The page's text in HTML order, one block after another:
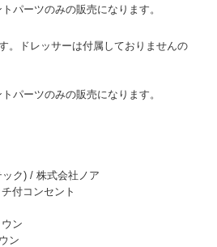
パーツのみの販売になります。
。ドレッサーは付属しておりませんの
パーツのみの販売になります。
ク) / 株式会社ノア
付コンセント
ン
ン